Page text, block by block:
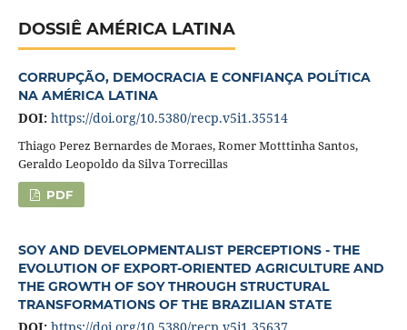
DOSSIÊ AMÉRICA LATINA
CORRUPÇÃO, DEMOCRACIA E CONFIANÇA POLÍTICA
NA AMÉRICA LATINA
DOI: https://doi.org/10.5380/recp.v5i1.35514
Thiago Perez Bernardes de Moraes, Romer Motttinha Santos,
Geraldo Leopoldo da Silva Torrecillas
PDF
SOY AND DEVELOPMENTALIST PERCEPTIONS - THE
EVOLUTION OF EXPORT-ORIENTED AGRICULTURE AND
THE GROWTH OF SOY THROUGH STRUCTURAL
TRANSFORMATIONS OF THE BRAZILIAN STATE